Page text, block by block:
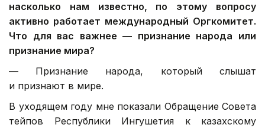
насколько нам известно, по этому вопросу
активно работает международный Оргкомитет.
Что для вас важнее — признание народа или
признание мира?
— Признание народа, который слышат
и признают в мире.
В уходящем году мне показали Обращение Совета
тейпов Республики Ингушетия к казахскому